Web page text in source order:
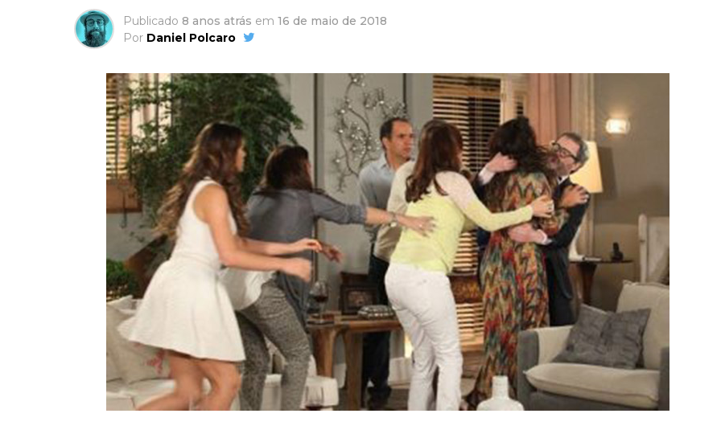
Publicado 8 anos atrás em 16 de maio de 2018
Por Daniel Polcaro